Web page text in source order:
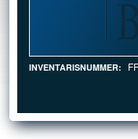
INVENTARISNUMMER: